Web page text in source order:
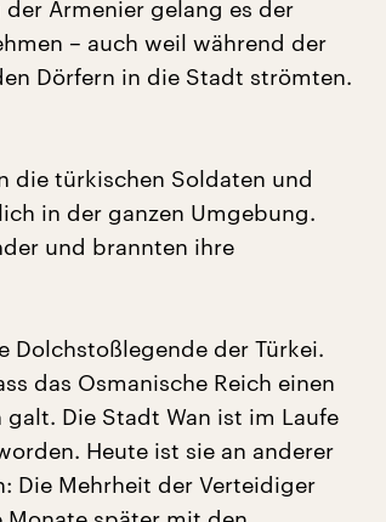
Armenier gelang es der
– auch weil während der
Dörfern in die Stadt strömten.
die türkischen Soldaten und
in der ganzen Umgebung.
und brannten ihre
Dolchstoßlegende der Türkei.
das Osmanische Reich einen
Die Stadt Wan ist im Laufe
Heute ist sie an anderer
Die Mehrheit der Verteidiger